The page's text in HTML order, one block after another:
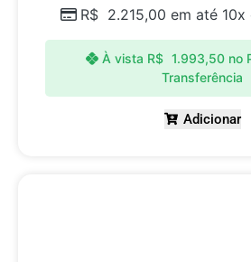
R$ 2.215,00 em até 10x
À vista R$ 1.993,50 no
Transferência
Adicionar